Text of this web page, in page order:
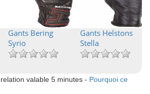
Gants Bering
Syrio
Gants Helstons
Stella
valable 5 minutes - Pourquoi ce